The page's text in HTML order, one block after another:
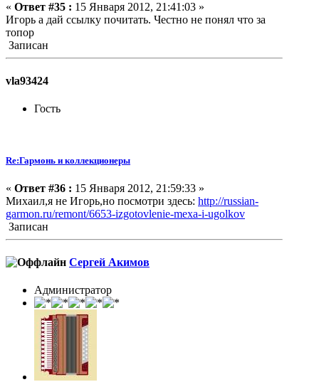
« Ответ #35 : 15 Января 2012, 21:41:03 »
Игорь а дай ссылку почитать. Честно не понял что за
топор
Записан
vla93424
Гость
Re:Гармонь и коллекционеры
« Ответ #36 : 15 Января 2012, 21:59:33 »
Михаил,я не Игорь,но посмотри здесь: http://russian-
garmon.ru/remont/6653-izgotovlenie-mexa-i-ugolkov
Записан
Сергей Акимов
Администратор